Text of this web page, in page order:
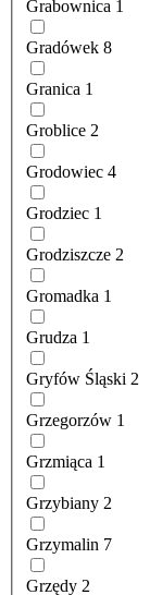
Grabownica 1
Gradówek 8
Granica 1
Groblice 2
Grodowiec 4
Grodziec 1
Grodziszcze 2
Gromadka 1
Grudza 1
Gryfów Śląski 2
Grzegorzów 1
Grzmiąca 1
Grzybiany 2
Grzymalin 7
Grzędy 2